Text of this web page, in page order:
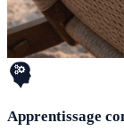
Apprentissage